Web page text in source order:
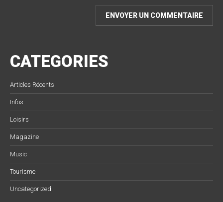
CATEGORIES
Articles Récents
Infos
Loisirs
Magazine
Music
Tourisme
Uncategorized